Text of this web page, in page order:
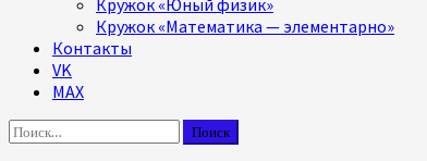
Кружок «Юный физик»
Кружок «Математика — элементарно»
Контакты
VK
MAX
Найти: